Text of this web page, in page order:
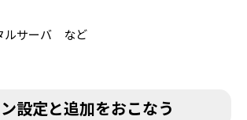
ルサーバ など
設定と追加をおこなう